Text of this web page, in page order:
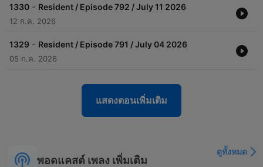
1330 - Resident / Episode 792 / July 11 2026
12 ก.ค. 2026
1329 - Resident / Episode 791 / July 04 2026
05 ก.ค. 2026
แสดงตอนเพิ่มเติม
พอดแคสต์ เพลง เพิ่มเติม
ดูทั้งหมด